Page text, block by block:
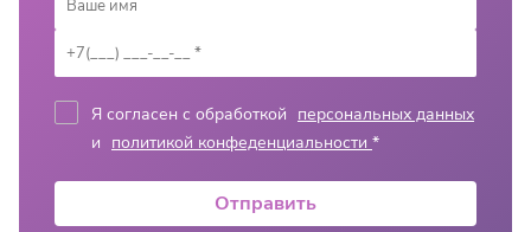
Я согласен с обработкой персональных данных
и политикой конфеденциальности *
Отправить